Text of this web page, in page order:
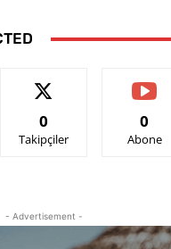
0
Takipçiler
0
Abone
- Advertisement -